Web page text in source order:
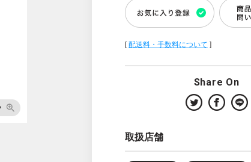
[配送料・手数料について ]
Share On
取扱店舗